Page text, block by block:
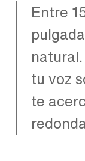
Entre
tu voz
te